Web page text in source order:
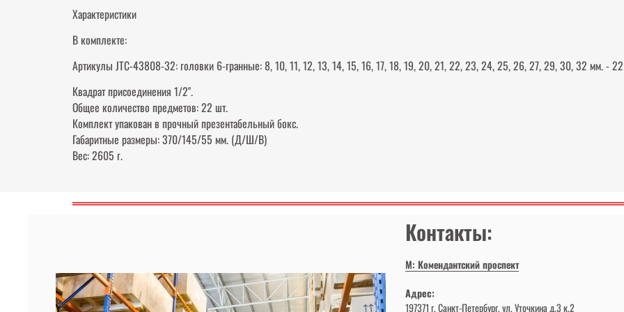
Характеристики
В комплекте:
Артикулы JTC-43808-32: головки 6-гранные: 8, 10, 11, 12, 13, 14, 15, 16, 17, 18, 19, 20, 21, 22, 23, 24, 25, 26, 27, 29, 30, 32 мм. -
Квадрат присоединения 1/2".
Общее количество предметов: 22 шт.
Комплект упакован в прочный презентабельный бокс.
Габаритные размеры: 370/145/55 мм. (Д/Ш/В)
Вес: 2605 г.
Контакты:
М: Комендантский проспект
Адрес:
197371 г. Санкт-Петербург, ул. Уточкина д.3 к.2